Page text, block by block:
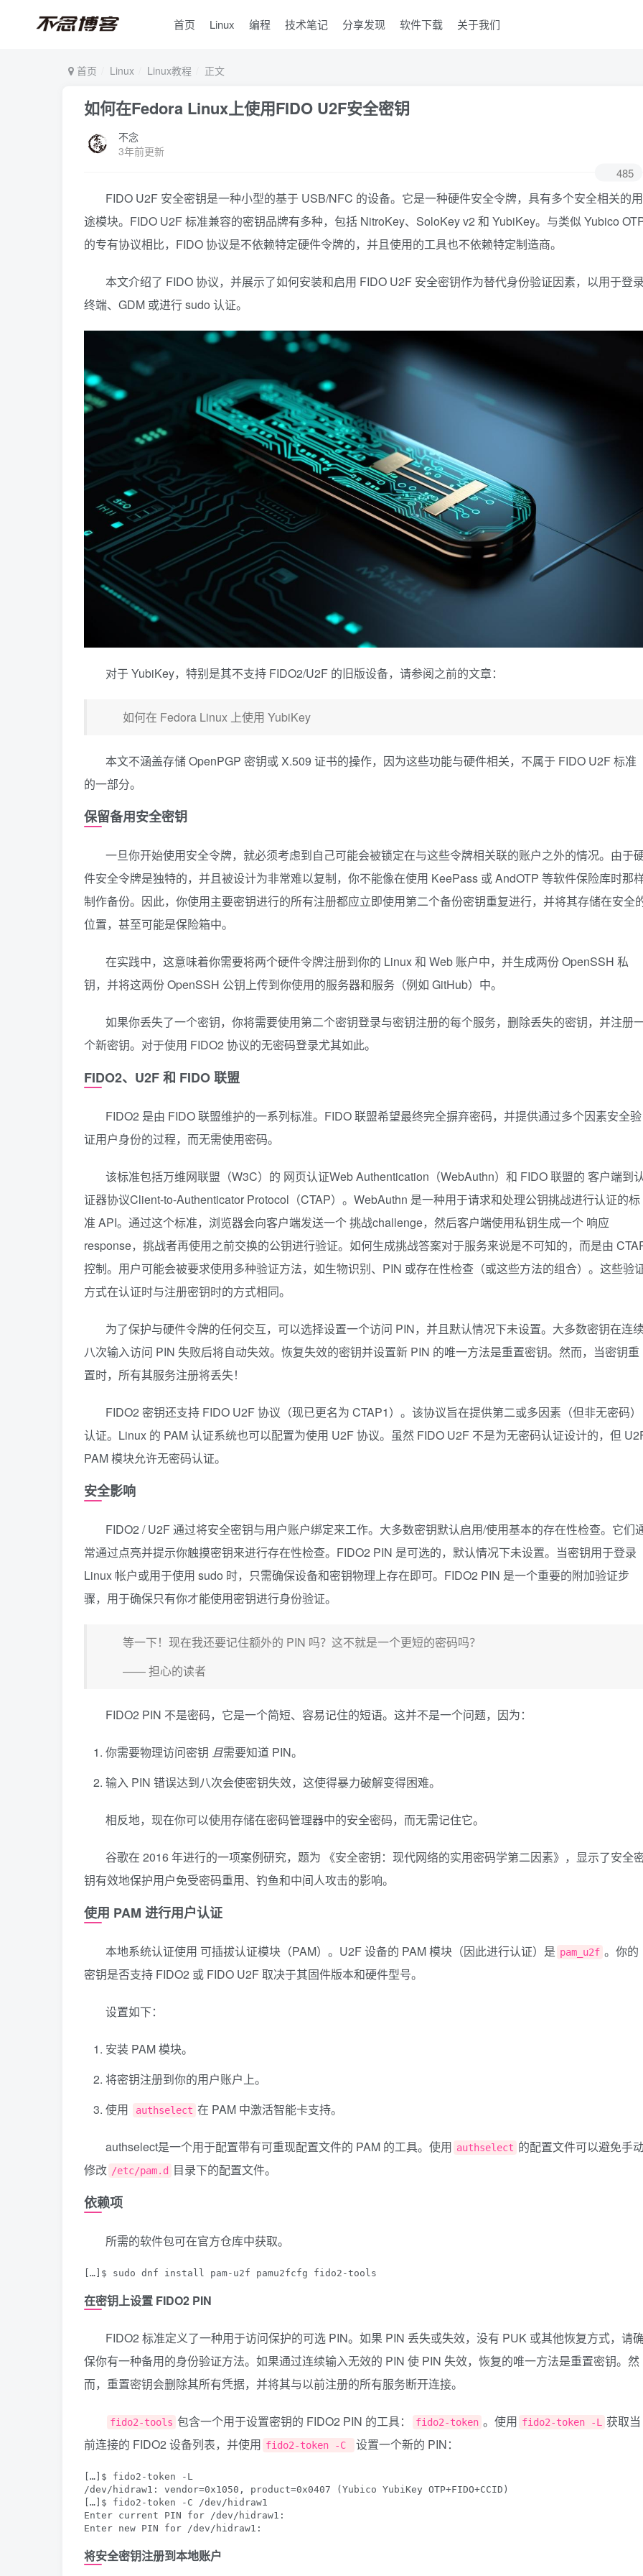
首页 Linux 编程 技术笔记 分享发现 软件下载 关于我们
首页 Linux Linux教程 正文
如何在Fedora Linux上使用FIDO U2F安全密钥
不念
3年前更新
485
FIDO U2F 安全密钥是一种小型的基于 USB/NFC 的设备。它是一种硬件安全令牌，具有多个安全相关的用
途模块。FIDO U2F 标准兼容的密钥品牌有多种，包括 NitroKey、SoloKey v2 和 YubiKey。与类似 Yubico
的专有协议相比，FIDO 协议是不依赖特定硬件令牌的，并且使用的工具也不依赖特定制造商。
本文介绍了 FIDO 协议，并展示了如何安装和启用 FIDO U2F 安全密钥作为替代身份验证因素，以用于登
终端、GDM 或进行 sudo 认证。
对于 YubiKey，特别是其不支持 FIDO2/U2F 的旧版设备，请参阅之前的文章：
如何在 Fedora Linux 上使用 YubiKey
本文不涵盖存储 OpenPGP 密钥或 X.509 证书的操作，因为这些功能与硬件相关，不属于 FIDO U2F 标准
的一部分。
保留备用安全密钥
一旦你开始使用安全令牌，就必须考虑到自己可能会被锁定在与这些令牌相关联的账户之外的情况。由于
件安全令牌是独特的，并且被设计为非常难以复制，你不能像在使用 KeePass 或 AndOTP 等软件保险库时那
制作备份。因此，你使用主要密钥进行的所有注册都应立即使用第二个备份密钥重复进行，并将其存储在安全
位置，甚至可能是保险箱中。
在实践中，这意味着你需要将两个硬件令牌注册到你的 Linux 和 Web 账户中，并生成两份 OpenSSH 私
钥，并将这两份 OpenSSH 公钥上传到你使用的服务器和服务（例如 GitHub）中。
如果你丢失了一个密钥，你将需要使用第二个密钥登录与密钥注册的每个服务，删除丢失的密钥，并注册
个新密钥。对于使用 FIDO2 协议的无密码登录尤其如此。
FIDO2、U2F 和 FIDO 联盟
FIDO2 是由 FIDO 联盟维护的一系列标准。FIDO 联盟希望最终完全摒弃密码，并提供通过多个因素安全验
证用户身份的过程，而无需使用密码。
该标准包括万维网联盟（W3C）的 网页认证Web Authentication（WebAuthn）和 FIDO 联盟的 客户端到
证器协议Client-to-Authenticator Protocol（CTAP）。WebAuthn 是一种用于请求和处理公钥挑战进行认证的标
准 API。通过这个标准，浏览器会向客户端发送一个 挑战challenge，然后客户端使用私钥生成一个 响应
response，挑战者再使用之前交换的公钥进行验证。如何生成挑战答案对于服务来说是不可知的，而是由
控制。用户可能会被要求使用多种验证方法，如生物识别、PIN 或存在性检查（或这些方法的组合）。这些验
方式在认证时与注册密钥时的方式相同。
为了保护与硬件令牌的任何交互，可以选择设置一个访问 PIN，并且默认情况下未设置。大多数密钥在连
八次输入访问 PIN 失败后将自动失效。恢复失效的密钥并设置新 PIN 的唯一方法是重置密钥。然而，当密钥重
置时，所有其服务注册将丢失！
FIDO2 密钥还支持 FIDO U2F 协议（现已更名为 CTAP1）。该协议旨在提供第二或多因素（但非无密码）
认证。Linux 的 PAM 认证系统也可以配置为使用 U2F 协议。虽然 FIDO U2F 不是为无密码认证设计的，但
PAM 模块允许无密码认证。
安全影响
FIDO2 / U2F 通过将安全密钥与用户账户绑定来工作。大多数密钥默认启用/使用基本的存在性检查。它们
常通过点亮并提示你触摸密钥来进行存在性检查。FIDO2 PIN 是可选的，默认情况下未设置。当密钥用于登录
Linux 帐户或用于使用 sudo 时，只需确保设备和密钥物理上存在即可。FIDO2 PIN 是一个重要的附加验证步
骤，用于确保只有你才能使用密钥进行身份验证。
等一下！现在我还要记住额外的 PIN 吗？这不就是一个更短的密码吗？
—— 担心的读者
FIDO2 PIN 不是密码，它是一个简短、容易记住的短语。这并不是一个问题，因为：
你需要物理访问密钥 且需要知道 PIN。
输入 PIN 错误达到八次会使密钥失效，这使得暴力破解变得困难。
相反地，现在你可以使用存储在密码管理器中的安全密码，而无需记住它。
谷歌在 2016 年进行的一项案例研究，题为 《安全密钥：现代网络的实用密码学第二因素》，显示了安全
钥有效地保护用户免受密码重用、钓鱼和中间人攻击的影响。
使用 PAM 进行用户认证
本地系统认证使用 可插拔认证模块（PAM）。U2F 设备的 PAM 模块（因此进行认证）是 pam_u2f 。你的
密钥是否支持 FIDO2 或 FIDO U2F 取决于其固件版本和硬件型号。
设置如下：
安装 PAM 模块。
将密钥注册到你的用户账户上。
使用
authselect 在 PAM 中激活智能卡支持。
authselect是一个用于配置带有可重现配置文件的 PAM 的工具。使用 authselect 的配置文件可以避免手
修改 /etc/pam.d 目录下的配置文件。
依赖项
所需的软件包可在官方仓库中获取。
在密钥上设置 FIDO2 PIN
FIDO2 标准定义了一种用于访问保护的可选 PIN。如果 PIN 丢失或失效，没有 PUK 或其他恢复方式，请
保你有一种备用的身份验证方法。如果通过连续输入无效的 PIN 使 PIN 失效，恢复的唯一方法是重置密钥。然
而，重置密钥会删除其所有凭据，并将其与以前注册的所有服务断开连接。
fido2-tools 包含一个用于设置密钥的 FIDO2 PIN 的工具： fido2-token 。使用 fido2-token -L
获取当
前连接的 FIDO2 设备列表，并使用 fido2-token -C 设置一个新的 PIN：
[…]$ fido2-token -L
/dev/hidraw1: vendor=0x1050, product=0x0407 (Yubico YubiKey OTP+FIDO+CCID)
[…]$ fido2-token -C /dev/hidraw1
Enter current PIN for /dev/hidraw1:
将安全密钥注册到本地账户